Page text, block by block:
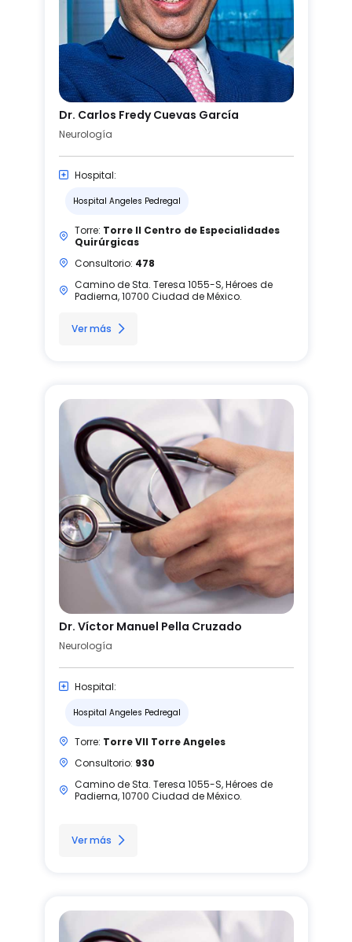
Dr. Carlos Fredy Cuevas García
Neurología
Hospital:
Hospital Angeles Pedregal
Torre: Torre II Centro de Especialidades
Quirúrgicas
Consultorio: 478
Camino de Sta. Teresa 1055-S, Héroes de
Padierna, 10700 Ciudad de México.
Ver más
Dr. Víctor Manuel Pella Cruzado
Neurología
Hospital:
Hospital Angeles Pedregal
Torre: Torre VII Torre Angeles
Consultorio: 930
Camino de Sta. Teresa 1055-S, Héroes de
Padierna, 10700 Ciudad de México.
Ver más